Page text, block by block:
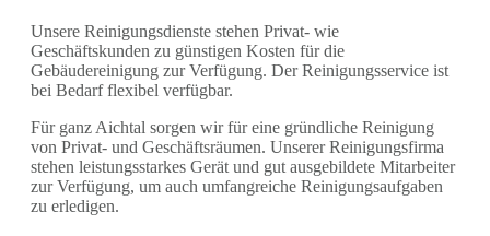
Unsere Reinigungsdienste stehen Privat- wie
Geschäftskunden zu günstigen Kosten für die
Gebäudereinigung zur Verfügung. Der Reinigungsservice ist
bei Bedarf flexibel verfügbar.
Für ganz Aichtal sorgen wir für eine gründliche Reinigung
von Privat- und Geschäftsräumen. Unserer Reinigungsfirma
stehen leistungsstarkes Gerät und gut ausgebildete Mitarbeiter
zur Verfügung, um auch umfangreiche Reinigungsaufgaben
zu erledigen.